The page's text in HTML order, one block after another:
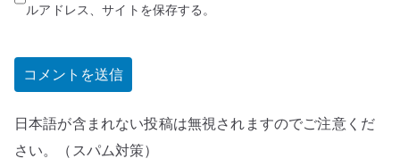
ルアドレス、サイトを保存する。
日本語が含まれない投稿は無視されますのでご注意くだ
さい。（スパム対策）